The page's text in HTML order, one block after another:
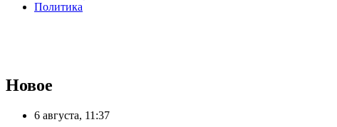
Политика
Новое
6 августа, 11:37